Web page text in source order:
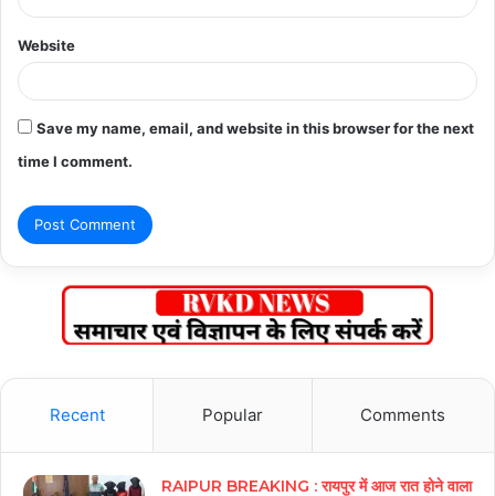
Website
Save my name, email, and website in this browser for the next
time I comment.
Recent Popular Comments
RAIPUR BREAKING : रायपुर में आज रात होने वाला